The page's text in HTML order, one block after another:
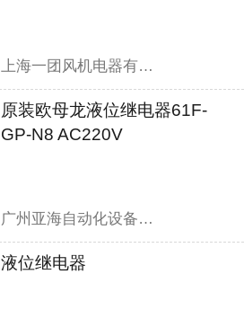
上海一团风机电器有限公司
原装欧母龙液位继电器61F-
GP-N8 AC220V
广州亚海自动化设备有限公司
液位继电器